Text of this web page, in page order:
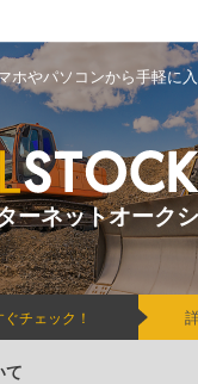
ホやパソコンから手軽に
ーネットオーク
チェック！
て